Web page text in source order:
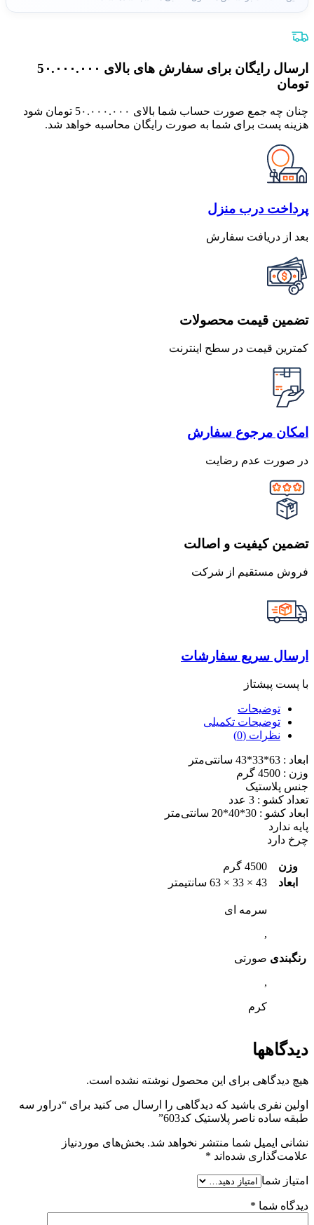
ارسال رایگان برای سفارش های بالای 5٠.٠٠٠.٠٠٠
تومان
چنان چه جمع صورت حساب شما بالای 5٠.٠٠٠.٠٠٠ تومان شود
هزینه پست برای شما به صورت رایگان محاسبه خواهد شد.
پرداخت درب منزل
بعد از دریافت سفارش
تضمین قیمت محصولات
کمترین قیمت در سطح اینترنت
امکان مرجوع سفارش
در صورت عدم رضایت
تضمین کیفیت و اصالت
فروش مستقیم از شرکت
ارسال سریع سفارشات
با پست پیشتاز
توضیحات
توضیحات تکمیلی
نظرات (0)
ابعاد : 63*33*43 سانتی‌متر
وزن : 4500 گرم
جنس پلاستیک
تعداد کشو : 3 عدد
ابعاد کشو : 30*40*20 سانتی‌متر
پایه ندارد
چرخ دارد
وزن
4500 گرم
ابعاد
43 × 33 × 63 سانتیمتر
رنگبندی
سرمه ای
,
صورتی
,
کرم
دیدگاهها
هیچ دیدگاهی برای این محصول نوشته نشده است.
اولین نفری باشید که دیدگاهی را ارسال می کنید برای “دراور سه
طبقه ساده ناصر پلاستیک کد603”
نشانی ایمیل شما منتشر نخواهد شد. بخش‌های موردنیاز
علامت‌گذاری شده‌اند *
امتیاز شما
دیدگاه شما *